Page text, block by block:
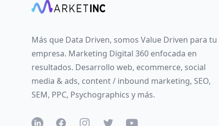
Más que Data Driven, somos Value Driven para tu
empresa. Marketing Digital 360 enfocada en
resultados. Desarrollo web, ecommerce, social
media & ads, content / inbound marketing, SEO,
SEM, PPC, Psychographics y más.
LinkedINFacebookInstagramTwitterYouTube